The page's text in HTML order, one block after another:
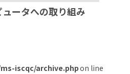
ータへの取り組み
iscqc/archive.phpon line